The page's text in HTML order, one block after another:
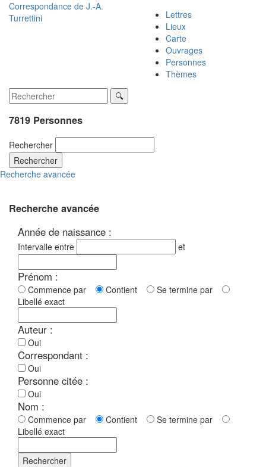
Correspondance de J.-A.
Turrettini
Lettres
Lieux
Carte
Ouvrages
Personnes
Thèmes
7819 Personnes
Rechercher
Rechercher
Recherche avancée
Recherche avancée
Année de naissance :
Intervalle entre et
Prénom :
Commence par Contient
Se termine par
Libellé exact
Auteur :
Oui
Correspondant :
Oui
Personne citée :
Oui
Nom :
Commence par Contient
Se termine par
Libellé exact
Rechercher